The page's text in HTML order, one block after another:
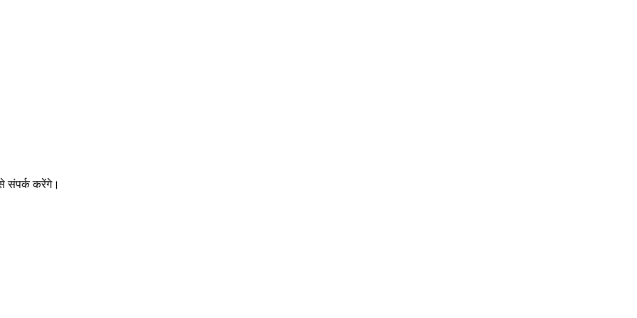
संपर्क करेंगे।